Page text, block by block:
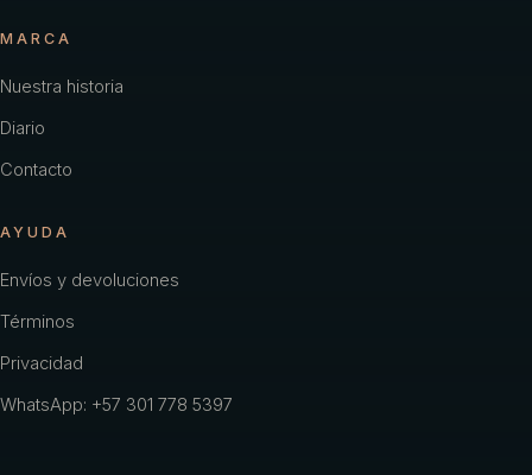
MARCA
Nuestra historia
Diario
Contacto
AYUDA
Envíos y devoluciones
Términos
Privacidad
WhatsApp: +57 301 778 5397